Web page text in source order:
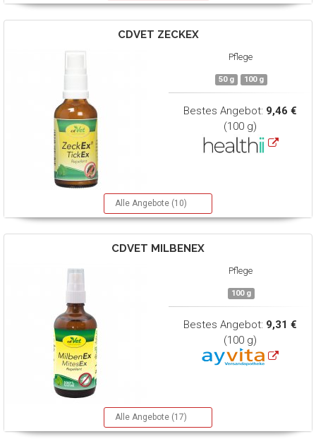
CDVET ZECKEX
Pflege
50 g 100 g
Bestes Angebot: 9,46 €
(100 g)
Alle Angebote (10)
CDVET MILBENEX
Pflege
100 g
Bestes Angebot: 9,31 €
(100 g)
Alle Angebote (17)